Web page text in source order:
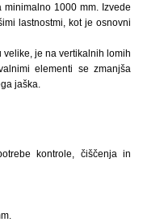
1000 mm. Izvede
lastnostmi, kot je osnovni
je na vertikalnih lomih
elementi se zmanjša
jaška.
kontrole, čiščenja in